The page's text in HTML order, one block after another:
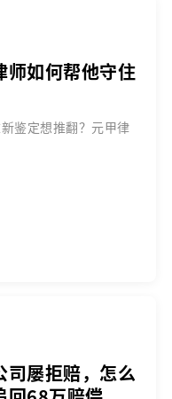
师如何帮他守住
鉴定想推翻？元甲律
司屡拒赔，怎么